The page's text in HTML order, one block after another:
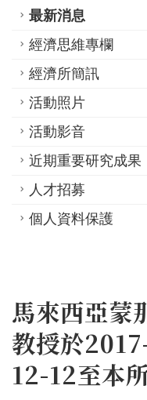
最新消息
經濟思維專欄
經濟所簡訊
活動照片
活動影音
近期重要研究成果
人才招募
個人資料保護
馬來西亞蒙
教授於
12-12至本